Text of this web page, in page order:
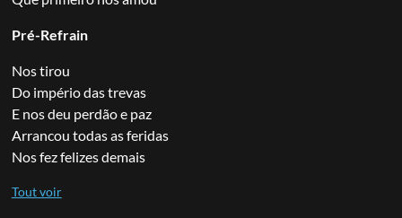
Pré-Refrain
Nos tirou
Do império das trevas
E nos deu perdão e paz
Arrancou todas as feridas
Nos fez felizes demais